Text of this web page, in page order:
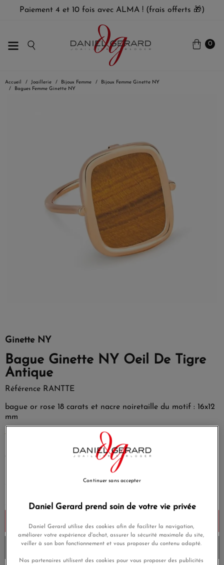
Paiement 4 et 10 fois avec ALMA ! (frais offerts 🎁)
0
Accueil Joaillerie Bijoux Femme
Bijoux Femme Ginette NY
Bagues Femme Ginette NY
Ginette NY
Bague Ginette NY Oeil De Tigre
Antique
Référence RANTTE
bague or rose 18 carats et nacre noiretaille du motif : 16x12
mm
845,00 €
Payez seulement 84,50 € aujourd'hui
Envoi sous 8 à 10 jours
Daniel Gerard prend soin de votre vie privée
Daniel Gerard utilise des cookies afin de faciliter la navigation,
améliorer votre expérience d'achat, assurer la sécurité maximale du site,
veiller à son bon fonctionnement et vous proposer du contenu adapté.
Nos partenaires utilisent des cookies pour vous proposer des publicités
Continuer sans accepter